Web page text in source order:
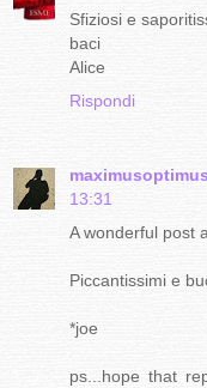
Sfiziosi e
baci
Alice
Rispondi
13:31
A wonderful post
Piccantissimi e
*joe
ps...hope that